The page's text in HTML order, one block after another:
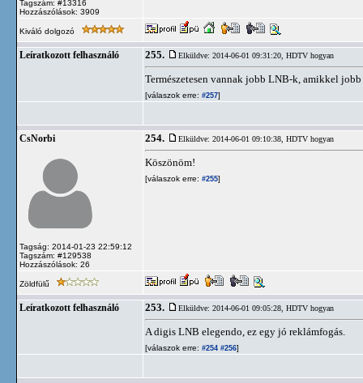
Tagszám: #13316
Hozzászólások: 3909
Kiváló dolgozó
Leíratkozott felhasználó 255. Elküldve: 2014-06-01 09:31:20, HDTV hogyan
Természetesen vannak jobb LNB-k, amikkel
[válaszok erre: #257]
CsNorbi
Tagság: 2014-01-23 22:59:12
Tagszám: #129538
Hozzászólások: 26
254. Elküldve: 2014-06-01 09:10:38, HDTV hogyan
Köszönöm!
[válaszok erre: #255]
Zöldfülű
Leíratkozott felhasználó 253. Elküldve: 2014-06-01 09:05:28, HDTV hogyan
A digis LNB elegendo, ez egy jó reklámfogás.
[válaszok erre: #254 #256]